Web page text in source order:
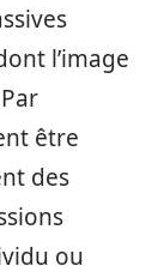
l’image
être
des
ou